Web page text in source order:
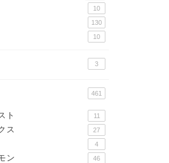
10
130
10
3
461
ト 11
ス 27
4
ン 46